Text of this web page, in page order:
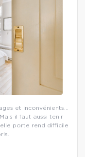
et inconvénients…
il faut aussi tenir
porte rend difficile